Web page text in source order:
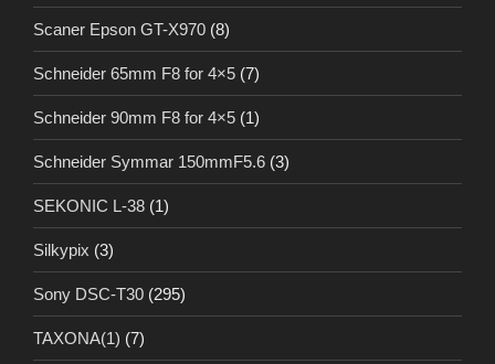
Scaner Epson GT-X970 (8)
Schneider 65mm F8 for 4×5 (7)
Schneider 90mm F8 for 4×5 (1)
Schneider Symmar 150mmF5.6 (3)
SEKONIC L-38 (1)
Silkypix (3)
Sony DSC-T30 (295)
TAXONA(1) (7)